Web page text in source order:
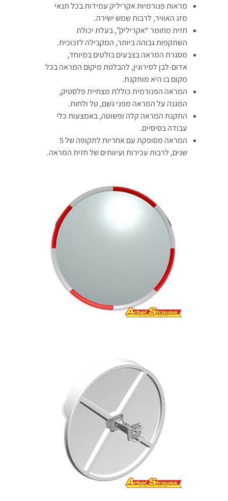
מראות פנורמיות אקריליק עמידות בכל תנאי
מזג האוויר, לרבות שמש ישירה.
חזית מחומר “אקריליק”, בעלת יכולת
השתקפות גבוהה ביותר, המקבילה לזכוכית.
מסגרת המראה בצבעים בולטים במיוחד,
אדום-לבן לסירוגין, להבלטת מיקום המראה בכל
מקום בו היא מותקנת.
המראה הפנורמית כוללת מצחיית פלסטיק,
המגנה על המראה מפני גשם, טל ולחות.
התקנת המראה קלה ופשוטה, באמצעות כלי
עבודה בסיסיים.
המראה מסופקת עם אחריות לתקופה של 5
שנים, לרבות עכירות ועיוותים של חזית המראה.